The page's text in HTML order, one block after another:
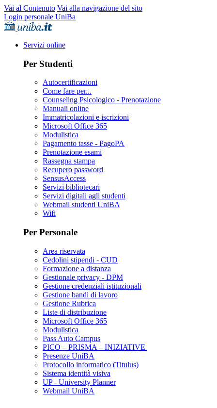
Vai al Contenuto Vai alla navigazione del sito
Login personale UniBa
Servizi online
Per Studenti
Autocertificazioni
Come fare per...
Counseling Psicologico - Prenotazione
Manuali online
Immatricolazioni e iscrizioni
Microsoft Office 365
Modulistica
Pagamento tasse - PagoPA
Prenotazione esami
Rassegna stampa
Recupero password
SensusAccess
Servizi bibliotecari
Servizi digitali agli studenti
Webmail studenti UniBA
Wifi
Per Personale
Area riservata
Cedolini stipendi - CUD
Formazione a distanza
Gestionale privacy - DPM
Gestione credenziali istituzionali
Gestione bandi di lavoro
Gestione Rubrica
Liste di distribuzione
Microsoft Office 365
Modulistica
Pass Auto Campus
PICO – PRISMA – INIZIATIVE
Presenze UniBA
Protocollo informatico (Titulus)
Sistema identità visiva
UP - University Planner
Webmail UniBA